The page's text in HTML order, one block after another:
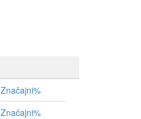
Značajni%
Značajni%